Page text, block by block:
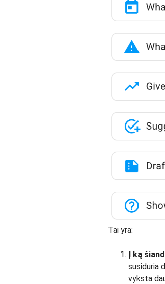
Tai yra:
Į ką
susiduria
vyksta